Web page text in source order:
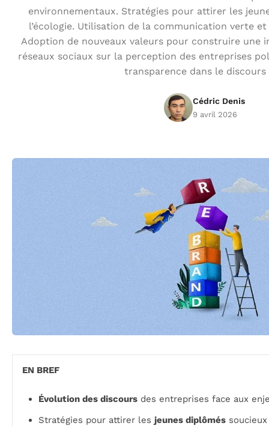
environnementaux. Stratégies pour attirer les
l’écologie. Utilisation de la communication verte
Adoption de nouveaux valeurs pour construire une
réseaux sociaux sur la perception des entreprises
transparence dans le
Cédric Denis
9 avril 2026
EN BREF
Évolution des discours des entreprises face aux
Stratégies pour attirer les jeunes diplômés